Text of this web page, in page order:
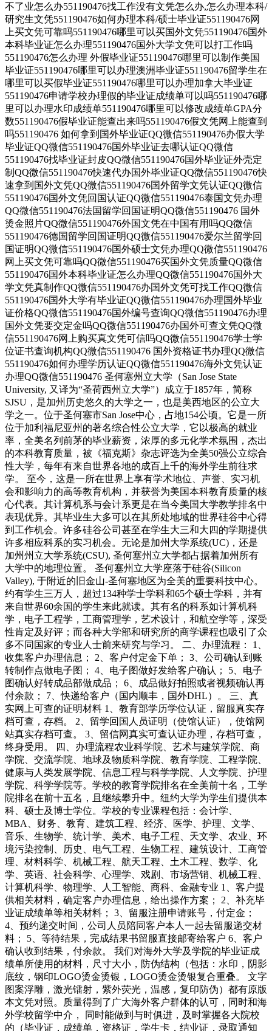
不了业怎么办551190476找工作没有文凭怎么办,怎么办理本科/
研究生文凭551190476如何办理本科/硕士毕业证551190476网
上买文凭可靠吗551190476哪里可以买国外文凭551190476国外
本科毕业证怎么办理551190476国外大学文凭可以打工作吗
551190476怎么办理 外假毕业证551190476哪里可以制作美国
毕业证551190476哪里可以办理澳洲毕业证551190476留学生在
哪里可以买假毕业证551190476哪里可以办理加拿大毕业证
551190476申请学校办理假的毕业证成绩单可以吗551190476哪
里可以办理水印成绩单551190476哪里可以修改成绩单GPA分
数551190476假毕业证能查出来吗551190476假文凭网上能查到
吗551190476 如何拿到国外毕业证QQ微信551190476办假大学
毕业证QQ微信551190476国外毕业证去哪认证QQ微信
551190476找毕业证封皮QQ微信551190476国外毕业证外壳定
制QQ微信551190476快速代办国外毕业证QQ微信551190476快
速拿到国外文凭QQ微信551190476国外留学文凭认证QQ微信
551190476国外文凭回国认证QQ微信551190476泰国文凭办理
QQ微信551190476法国留学回国证明QQ微信551190476 国外
烫金照片QQ微信551190476外国文凭在中国有用吗QQ微信
551190476德国留学回国证明QQ微信551190476爱尔兰留学回
国证明QQ微信551190476国外硕士文凭办理QQ微信551190476
网上买文凭可靠吗QQ微信551190476买国外文凭质量QQ微信
551190476国外本科毕业证怎么办理QQ微信551190476国外大
学文凭真制作QQ微信551190476办国外文凭可找工作QQ微信
551190476国外大学有毕业证QQ微信551190476办理国外毕业
证价格QQ微信551190476国外编号查询QQ微信551190476办理
国外文凭要交定金吗QQ微信551190476办国外可查文凭QQ微
信551190476网上购买真文凭可信吗QQ微信551190476学士学
位证书查询机构QQ微信551190476 国外资格证书办理QQ微信
551190476如何办理学历认证QQ微信551190476海外文凭认证
办理QQ微信551190476 圣何塞州立大学（San Jose State
University, 又译为“圣荷西州立大学”）成立于1857年，简称
SJSU，是加州历史悠久的大学之一，也是美西地区的公立大
学之一。位于圣何塞市San Jose中心，占地154公顷。它是一所
位于加利福尼亚州的著名综合性公立大学，它以极高的就业
率，全美名列前茅的毕业薪资，浓厚的多元化学术氛围，杰出
的本科教育质量，被《福克斯》杂志评选为全美50强公立综合
性大学，每年有来自世界各地的成百上千的海外学生前往求
学。 至今，这是一所在世界上享有学术地位、声誉、实习机
会和影响力的高等教育机构，并获誉为美国本科教育质量的核
心代表。其计算机系与会计系更是在当今美国大学教学排名中
表现优异。其毕业生大多可以在其所处地域的世界硅谷中心得
到工作机会。许多硅谷公司甚至在学生大三和大四的学期提供
许多相应科系的实习机会。无论是加州大学系统(UC)，还是
加州州立大学系统(CSU), 圣何塞州立大学都占据着加州所有
大学中的地理位置。 圣何塞州立大学座落于硅谷(Silicon
Valley), 于附近的旧金山-圣何塞地区为全美的重要科技中心。
约有学生三万人，超过134种学士学科和65个硕士学科，并有
来自世界60余国的学生来此就读。其有名的科系如计算机科
学，电子工程学，工商管理学，艺术设计，和航空学等，深受
性肯定及好评；而各种大学部和研究所的商学课程也吸引了众
多不同国家的专业人士前来研究与学习。 二、办理流程： 1、
收集客户办理信息； 2、客户付定金下单； 3、公司确认到账
转制作点做电子图； 4、电子图做好发给客户确认； 5、电子
图确认好转成品部做成品； 6、成品做好拍照或者视频确认再
付余款； 7、快递给客户（国内顺丰，国外DHL）。 三、真
实网上可查的证明材料 1、教育部学历学位认证，留服真实存
档可查，存档。 2、留学回国人员证明（使馆认证），使馆网
站真实存档可查。 3、留信网真实可查认证办理，存档可查，
终身受用。 四、办理流程农业科学院、艺术与建筑学院、商
学院、交流学院、地球及物质科学院、教育学院、工程学院、
健康与人类发展学院、信息工程与科学学院、人文学院、护理
学院、科学学院等。学校的教育学院排名在全美前十名，工学
院排名在前十五名，且继续攀升中。纽约大学为学生们提供本
科、硕士及博士学位。学校的专业课程包括：会计学、
MBA、财务、教育、建筑工程、经济、医学、护理、文学、
音乐、生物学、统计学、美术、电子工程、天文学、农业、环
境污染控制、历史、电气工程、生物工程、建筑设计、工商管
理、材料科学、机械工程、航天工程、土木工程、数学、化
学、英语、社会科学、心理学、戏剧、市场营销、机械工程、
计算机科学、物理学、人工智能、商科、金融专业 1、客户提
供相关材料，确定客户办理信息，给出操作方案； 2、补充毕
业证成绩单等相关材料； 3、留服注册申请账号，付定金；
4、预约递交时间，公司人员陪同客户本人一起去留服递交材
料； 5、等待结果，完成结果书留服直接邮寄给客户 6、客户
确认收到结果，付余款。 我们对海外大学及学院的毕业证成
绩单所使用的材料，尺寸大小，防伪结构（包括：水印，阴影
底纹，钢印LOGO烫金烫银，LOGO烫金烫银复合重叠。 文字
图案浮雕，激光镭射，紫外荧光，温感，复印防伪）都有原版
本文凭对照。质量得到了广大海外客户群体的认可，同时和海
外学校留学中介， 同时能做到与时俱进，及时掌握各大院校
的（毕业证，成绩单，资格证，学生卡，结业证，录取通知